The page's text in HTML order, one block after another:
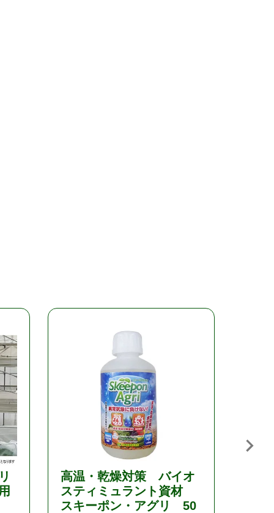
高温・乾燥対策 バイオ
スティミュラント資材
スキーポン・アグリ 50